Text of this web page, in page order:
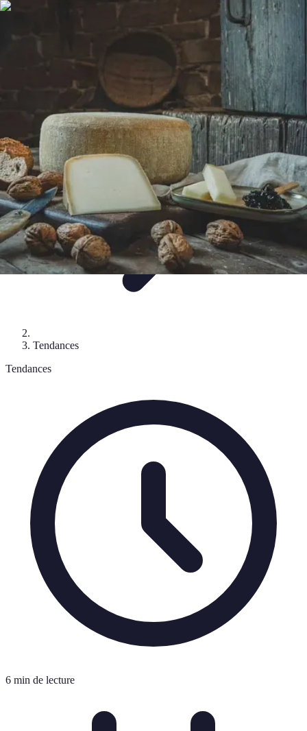
Gâteaux Maison
Avis & Comparatifs
Gâteaux Maison
Tendances
Tendances
6 min de lecture